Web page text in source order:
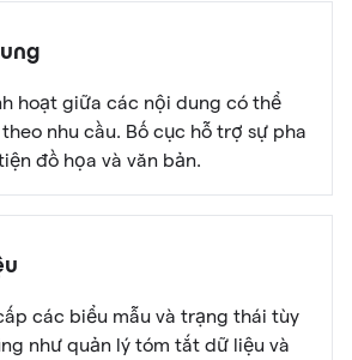
hoạt giữa các nội dung có thể
nhu cầu. Bố cục hỗ trợ sự pha
đồ họa và văn bản.
các biểu mẫu và trạng thái tùy
như quản lý tóm tắt dữ liệu và